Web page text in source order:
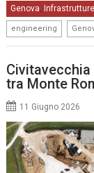
Genova, Infrastrutture
engineering
tra Monte
11 Giugno 2026